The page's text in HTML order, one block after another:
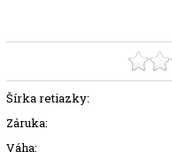
Šírka retiazky:
Záruka:
Váha: